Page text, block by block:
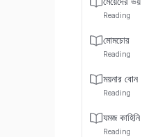
Reading
মোমচোর
Reading
ময়নার বোন
Reading
যমজ কাহিনি
Reading